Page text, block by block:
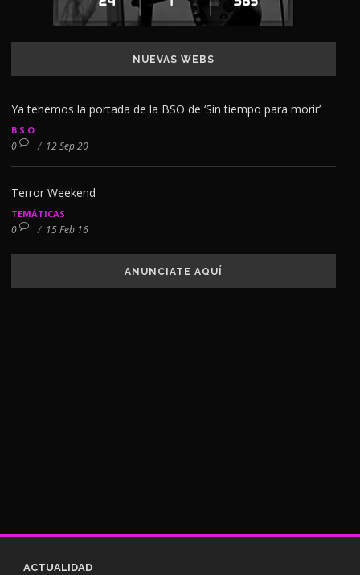
NUEVAS WEBS
Ya tenemos la portada de la BSO de ‘Sin tiempo para morir’
B.S.O
0 / 12 Sep 20
Terror Weekend
TEMÁTICAS
0 / 15 Feb 16
ANUNCIATE AQUÍ
ACTUALIDAD